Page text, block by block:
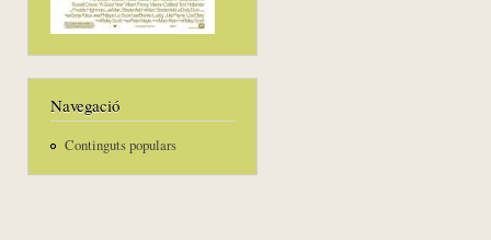
Navegació
Continguts populars